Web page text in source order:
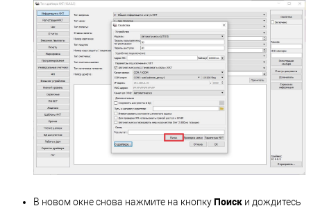
В новом окне снова нажмите на кнопкуПоиск и дождитесь